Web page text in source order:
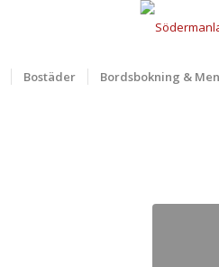
Bostäder Bordsbokning &